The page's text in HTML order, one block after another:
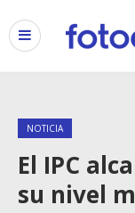
NOTICIA
El IPC
su nivel